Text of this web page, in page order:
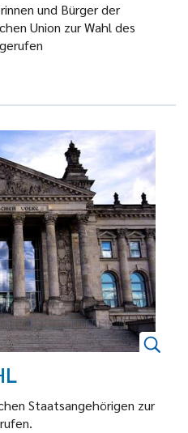
und Bürger der
Union zur Wahl des
Staatsangehörigen zur